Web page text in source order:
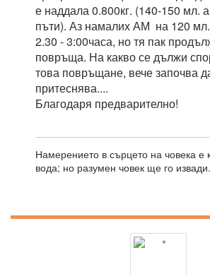
е наддала 0.800кг. (140-150 мл.
пъти). Аз намалих АМ на 120
2.30 - 3:00часа, но тя пак
повръща. На какво се дължи
това повръщане, вече започва
притеснява....
Благодаря предварително!
Намерението в сърцето на човека е
вода; но разумен човек ще го извади.